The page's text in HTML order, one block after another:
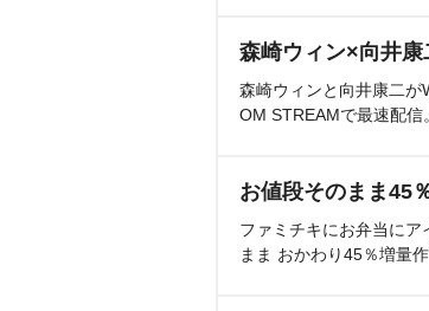
森崎ウィン×向井康
森崎ウィンと向井康二が
OM STREAMで最速配信
お値段そのまま45
ファミチキにお弁当に
まま おかわり45％増量